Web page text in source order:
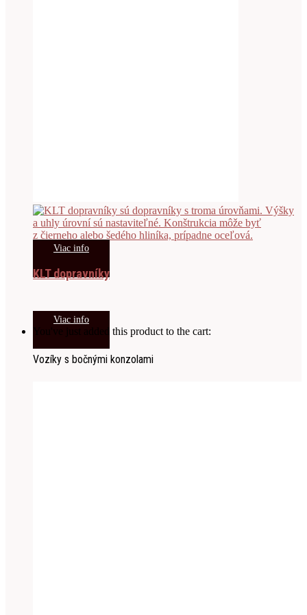
Viac info
KLT dopravníky
Viac info
You've just added this product to the cart:
Vozíky s bočnými konzolami